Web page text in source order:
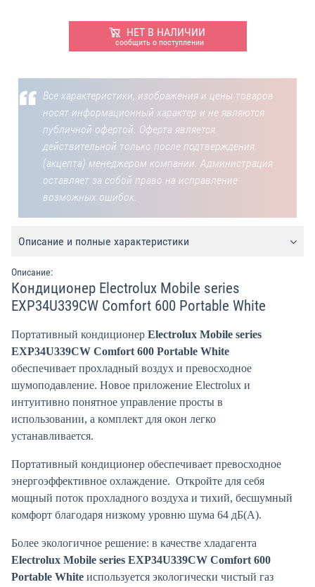
НЕТ В НАЛИЧИИ
сообщить о поступлении
Все характеристики, изображения и цены товаров
носят информационный характер и не являются
публичной офертой. Оферта является
действительной только после подтверждения
(акцепта) менеджером компании. Администрация
оставляет за собой право на исправление
возможных ошибок.
Описание и полные характеристики
Описание:
Кондиционер Electrolux Mobile series
EXP34U339CW Comfort 600 Portable White
Портативный кондиционер Electrolux Mobile series
EXP34U339CW Comfort 600 Portable White
обеспечивает прохладный воздух и превосходное
шумоподавление. Новое приложение Electrolux и
интуитивно понятное управление просты в
использовании, а комплект для окон легко
устанавливается.
Портативный кондиционер обеспечивает превосходное
энергоэффективное охлаждение. Откройте для себя
мощный поток прохладного воздуха и тихий, бесшумный
комфорт благодаря низкому уровню шума 64 дБ(А).
Более экологичное решение: в качестве хладагента
Electrolux Mobile series EXP34U339CW Comfort 600
Portable White используется экологически чистый газ